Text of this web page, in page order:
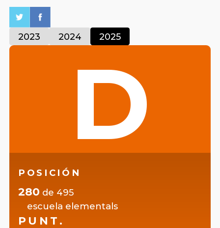
2023 2024 2025
D
POSICIÓN
280 de 495
escuela elementals
PUNT.